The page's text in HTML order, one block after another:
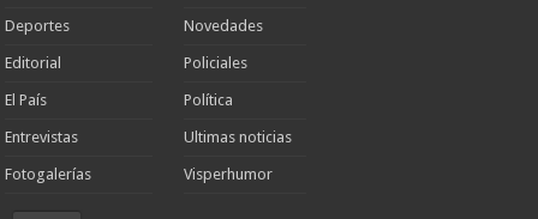
Deportes
Editorial
El País
Entrevistas
Fotogalerías
Novedades
Policiales
Política
Ultimas noticias
Visperhumor